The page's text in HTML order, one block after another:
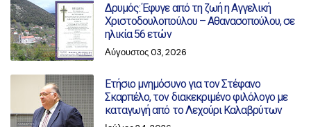
Δρυμός: Έφυγε από τη ζωή η Αγγελική
Χριστοδουλοπούλου – Αθανασοπούλου, σε
ηλικία 56 ετών
Αύγουστος 03, 2026
Ετήσιο μνημόσυνο για τον Στέφανο
Σκαρπέλο, τον διακεκριμένο φιλόλογο με
καταγωγή από το Λεχούρι Καλαβρύτων